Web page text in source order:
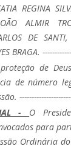
REGINA
ALMIR
DE
BRAGA.
de
de número
- O
para
Ordinária